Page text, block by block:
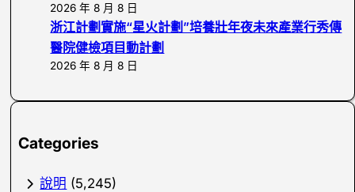
2026 年 8 月 8 日
浙江計劃實施“星火計劃”培養壯年夜未來產業行秀傳
醫院健檢項目動計劃
2026 年 8 月 8 日
Categories
說明 (5,245)